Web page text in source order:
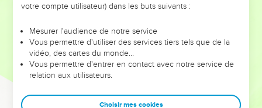
leur foi ou leur vision. Mais on voit moins les doutes, les erreurs
et les saisons difficiles qu'ils ont traversés, alors même que ce
sont elles qui les ont façonnés.
Dans cette conférence, leaders, entrepreneurs, et responsables
clés pour avancer avec plus de sagesse afin que leurs erreurs
votre compte utilisateur) dans les buts suivants :
Mesurer l'audience de notre service
Vous permettre d'utiliser des services tiers tels que de la
vidéo, des cartes du monde…
Vous permettre d'entrer en contact avec notre service de
relation aux utilisateurs.
Choisir mes cookies